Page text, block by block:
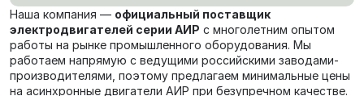
Наша компания — официальный поставщик
электродвигателей серии АИР с многолетним опытом
работы на рынке промышленного оборудования. Мы
работаем напрямую с ведущими российскими заводами-
производителями, поэтому предлагаем минимальные цены
на асинхронные двигатели АИР при безупречном качестве.